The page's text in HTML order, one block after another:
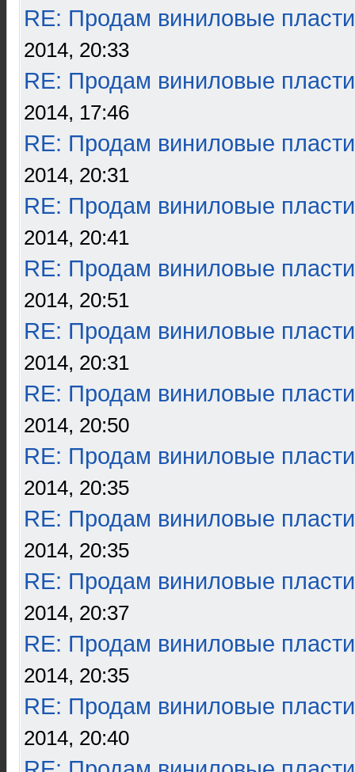
RE: Продам виниловые
2014, 20:33
RE: Продам виниловые
2014, 17:46
RE: Продам виниловые
2014, 20:31
RE: Продам виниловые
2014, 20:41
RE: Продам виниловые
2014, 20:51
RE: Продам виниловые
2014, 20:31
RE: Продам виниловые
2014, 20:50
RE: Продам виниловые
2014, 20:35
RE: Продам виниловые
2014, 20:35
RE: Продам виниловые
2014, 20:37
RE: Продам виниловые
2014, 20:35
RE: Продам виниловые
2014, 20:40